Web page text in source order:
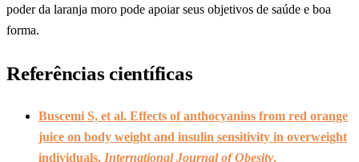
poder da laranja moro pode apoiar seus objetivos de saúde e boa
forma.
Referências científicas
Buscemi S, et al. Effects of anthocyanins from red orange
juice on body weight and insulin sensitivity in overweight
individuals. International Journal of Obesity.